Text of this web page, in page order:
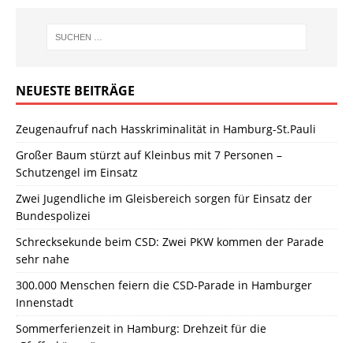
NEUESTE BEITRÄGE
Zeugenaufruf nach Hasskriminalität in Hamburg-St.Pauli
Großer Baum stürzt auf Kleinbus mit 7 Personen –
Schutzengel im Einsatz
Zwei Jugendliche im Gleisbereich sorgen für Einsatz der
Bundespolizei
Schrecksekunde beim CSD: Zwei PKW kommen der Parade
sehr nahe
300.000 Menschen feiern die CSD-Parade in Hamburger
Innenstadt
Sommerferienzeit in Hamburg: Drehzeit für die